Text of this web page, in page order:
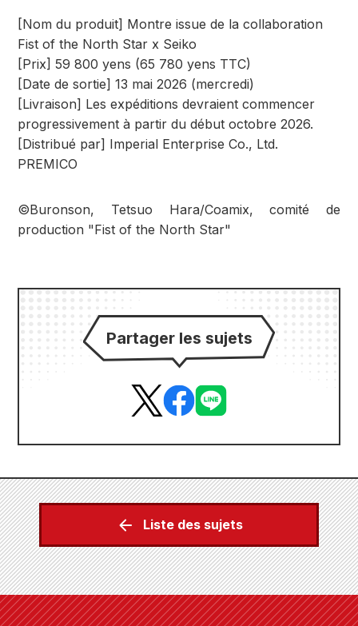
[Nom du produit] Montre issue de la collaboration
Fist of the North Star x Seiko
[Prix] 59 800 yens (65 780 yens TTC)
[Date de sortie] 13 mai 2026 (mercredi)
[Livraison] Les expéditions devraient commencer
progressivement à partir du début octobre 2026.
[Distribué par] Imperial Enterprise Co., Ltd.
PREMICO
©Buronson, Tetsuo Hara/Coamix, comité de
production "Fist of the North Star"
Partager les sujets
Liste des sujets